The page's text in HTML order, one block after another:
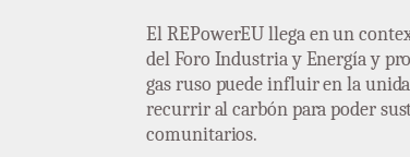
El REPowerEU llega en un
del Foro Industria y Energía y
gas ruso puede influir en la
recurrir al carbón para poder
comunitarios.